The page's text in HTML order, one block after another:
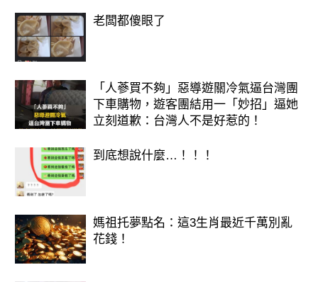
助你的朋友或夥伴，他們可能會為你提
供寶貴的資訊、引薦重要的客戶，或是
共同開創新的事業。這些人際關係上的
助力，將大大提升你的財運，讓你在求
財之路上更加順遂。
延伸閱讀————————–
老闆都傻眼了
「人蔘買不夠」惡導遊關冷氣逼台灣團
下車購物，遊客團結用一「妙招」逼她
立刻道歉：台灣人不是好惹的！
到底想說什麼…！！！
媽祖托夢點名：這3生肖最近千萬別亂
花錢！